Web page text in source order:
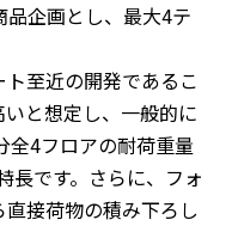
企画とし、最大4テ
至近の開発であるこ
と想定し、一般的に
4フロアの耐荷重量
長です。さらに、フォ
接荷物の積み下ろし